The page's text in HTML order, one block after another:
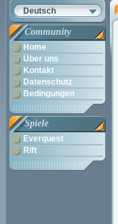
Deutsch
Community
Home
Über uns
Kontakt
Datenschutz
Bedingungen
Spiele
Everquest
Rift